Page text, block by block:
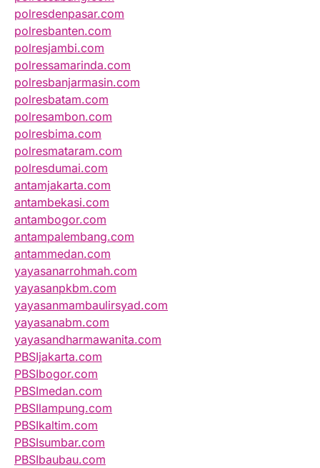
polresdenpasar.com
polresbanten.com
polresjambi.com
polressamarinda.com
polresbanjarmasin.com
polresbatam.com
polresambon.com
polresbima.com
polresmataram.com
polresdumai.com
antamjakarta.com
antambekasi.com
antambogor.com
antampalembang.com
antammedan.com
yayasanarrohmah.com
yayasanpkbm.com
yayasanmambaulirsyad.com
yayasanabm.com
yayasandharmawanita.com
PBSIjakarta.com
PBSIbogor.com
PBSImedan.com
PBSIlampung.com
PBSIkaltim.com
PBSIsumbar.com
PBSIbaubau.com